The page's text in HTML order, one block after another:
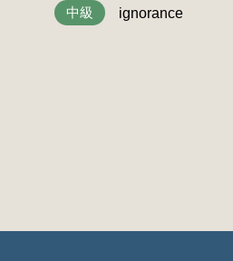
中級 ignorance